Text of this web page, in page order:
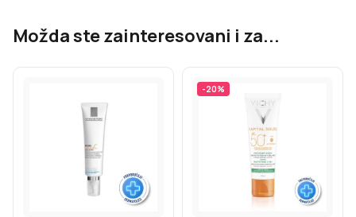
Možda ste zainteresovani i za...
-20%